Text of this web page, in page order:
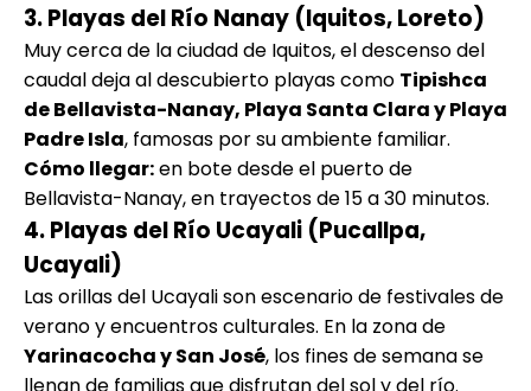
3. Playas del Río Nanay (Iquitos, Loreto)
Muy cerca de la ciudad de Iquitos, el descenso del
caudal deja al descubierto playas como Tipishca
de Bellavista-Nanay, Playa Santa Clara y Playa
Padre Isla, famosas por su ambiente familiar.
Cómo llegar:en bote desde el puerto de
Bellavista-Nanay, en trayectos de 15 a 30 minutos.
4. Playas del Río Ucayali (Pucallpa,
Ucayali)
Las orillas del Ucayali son escenario de festivales de
verano y encuentros culturales. En la zona de
Yarinacocha y San José, los fines de semana se
llenan de familias que disfrutan del sol y del río.